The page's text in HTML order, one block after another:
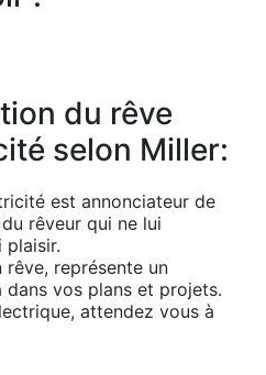
du rêve
selon Miller:
est annonciateur de
rêveur qui ne lui
représente un
vos plans et projets.
attendez vous à